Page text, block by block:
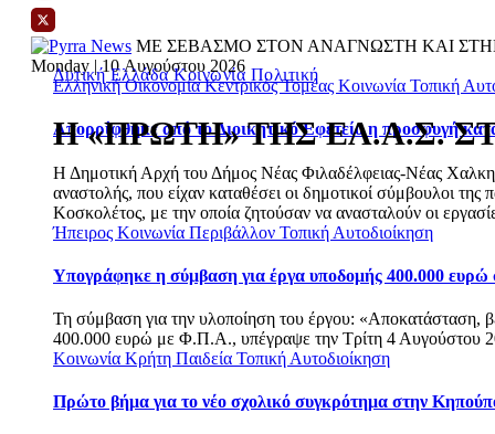
ΜΕ ΣΕΒΑΣΜΟ ΣΤΟΝ ΑΝΑΓΝΩΣΤΗ ΚΑΙ
Monday | 10 Αυγούστου 2026
Ελληνική ΟικονομίαΚεντρικός Τομέας Κοινωνία Τοπική
Απορρίφθηκε από το Διοικητικό Εφετείο η προσφυγή
Η Δημοτική Αρχή του Δήμος Νέας Φιλαδέλφειας-Νέας
αναστολής, που είχαν καταθέσει οι δημοτικοί σύμβουλοι
Κοσκολέτος, με την οποία ζητούσαν να ανασταλούν οι
Ήπειρος Κοινωνία Περιβάλλον Τοπική Αυτοδιοίκηση
Υπογράφηκε η σύμβαση για έργα υποδομής 400.000
Τη σύμβαση για την υλοποίηση του έργου: «Αποκατάσταση,
400.000 ευρώ με Φ.Π.Α., υπέγραψε την Τρίτη 4 Αυγούστου
Κοινωνία Κρήτη Παιδεία Τοπική Αυτοδιοίκηση
Πρώτο βήμα για το νέο σχολικό συγκρότημα στην
Δυτική ΕλλάδαΚοινωνία Πολιτική
Η «ΠΡΩΤΗ» ΤΗΣ ΕΛ.Α.Σ.